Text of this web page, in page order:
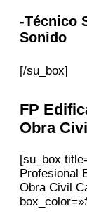
-Técnico
Sonido
[/su_box]
FP
Obra Civil
[su_box
Profesional
Obra Civil